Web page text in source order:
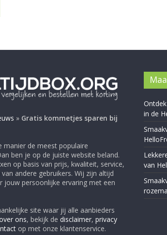
» Gratis kommetjes sparen bij
manier de meest populaire
ben je op de juiste website beland.
op basis van prijs, kwaliteit, service,
andere gebruikers. Wij zijn altijd
jouw persoonlijke ervaring met een
site waar jij alle aanbieders
ons, bekijk de disclaimer, privacy
op met onze klantenservice.
in de
van